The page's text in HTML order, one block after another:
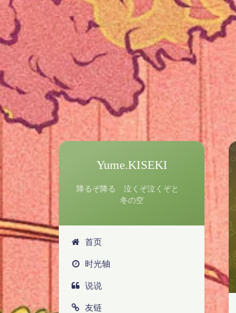
Yume.KISEKI
降るぞ降る 泣くぞ泣くぞと
冬の空
首页
时光轴
说说
友链